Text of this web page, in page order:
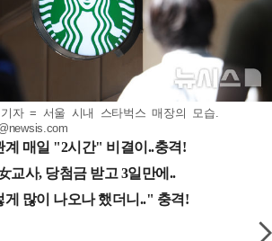
자 = 서울 시내 스타벅스 매장의 모습.